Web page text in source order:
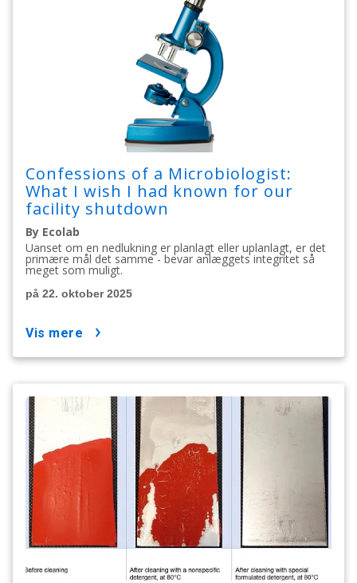
Confessions of a Microbiologist:
What I wish I had known for our
facility shutdown
By Ecolab
Uanset om en nedlukning er planlagt eller uplanlagt, er det
primære mål det samme - bevar anlæggets integritet så
meget som muligt.
på 22. oktober 2025
vis mere